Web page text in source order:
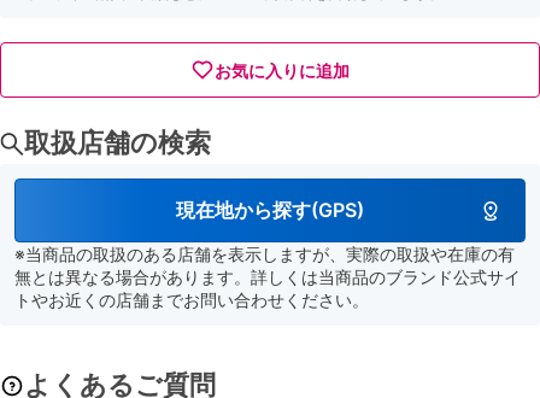
お気に入りに追加
取扱店舗の検索
現在地から探す(GPS)
※当商品の取扱のある店舗を表示しますが、実際の取扱や在庫の有
無とは異なる場合があります。詳しくは当商品のブランド公式サイ
トやお近くの店舗までお問い合わせください。
よくあるご質問